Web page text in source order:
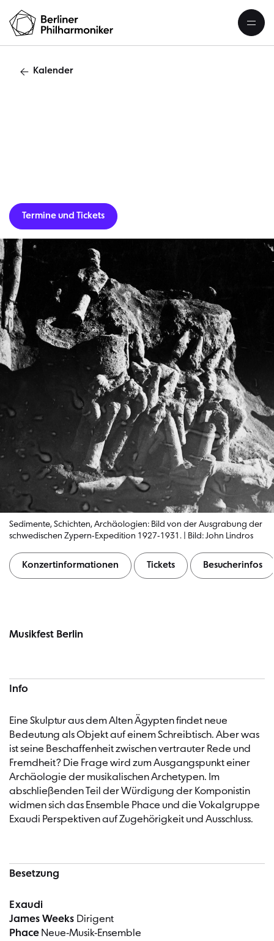
Kalender
Termine und Tickets
Sedimente, Schichten, Archäologien: Bild von der Ausgrabung der
schwedischen Zypern-Expedition 1927-1931. | Bild: John Lindros
Konzertinformationen Tickets Besucherinfos
Musikfest Berlin
Info
Eine Skulptur aus dem Alten Ägypten findet neue
Bedeutung als Objekt auf einem Schreibtisch. Aber was
ist seine Beschaffenheit zwischen vertrauter Rede und
Fremdheit? Die Frage wird zum Ausgangspunkt einer
Archäologie der musikalischen Archetypen. Im
abschließenden Teil der Würdigung der Komponistin
widmen sich das Ensemble Phace und die Vokalgruppe
Exaudi Perspektiven auf Zugehörigkeit und Ausschluss.
Besetzung
Exaudi
James Weeks Dirigent
Phace Neue-Musik-Ensemble